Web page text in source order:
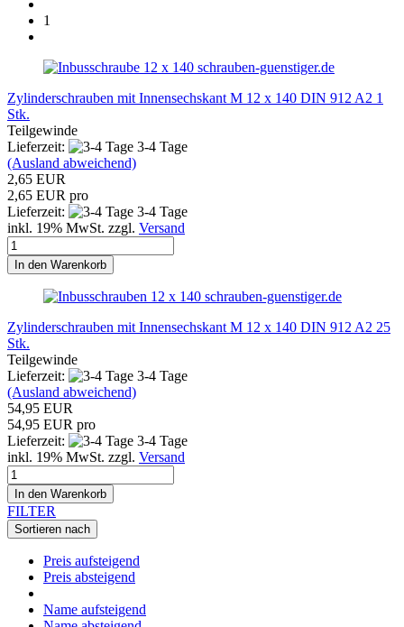
1
schrauben-guenstiger.de
Zylinderschrauben mit Innensechskant M 12 x 140 DIN 912 A2 1
Stk.
Teilgewinde
Lieferzeit:
3-4 Tage
(Ausland abweichend)
2,65 EUR
2,65 EUR pro
Lieferzeit:
3-4 Tage
inkl. 19% MwSt. zzgl. Versand
In den Warenkorb
schrauben-guenstiger.de
Zylinderschrauben mit Innensechskant M 12 x 140 DIN 912 A2 25
Stk.
Teilgewinde
Lieferzeit:
3-4 Tage
(Ausland abweichend)
54,95 EUR
54,95 EUR pro
Lieferzeit:
3-4 Tage
inkl. 19% MwSt. zzgl. Versand
In den Warenkorb
FILTER
Sortieren nach
Preis aufsteigend
Preis absteigend
Name aufsteigend